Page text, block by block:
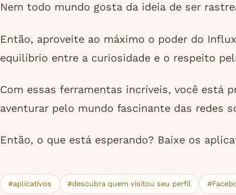
Nem todo mundo gosta da ideia de ser
Então, aproveite ao máximo o poder do
equilíbrio entre a curiosidade e o respeito
Com essas ferramentas incríveis, você está
aventurar pelo mundo fascinante das redes
Então, o que está esperando? Baixe os
#aplicativos #descubra quem visitou seu perfil